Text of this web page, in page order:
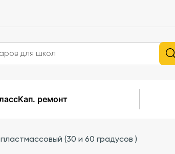
Кап. ремонт
(30 и 60 градусов )